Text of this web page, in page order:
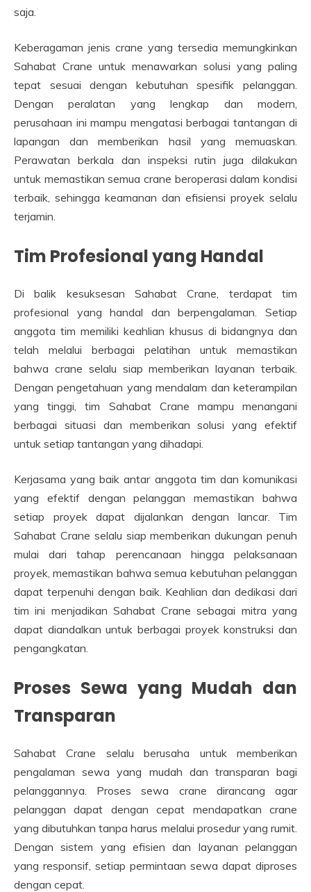
saja.
Keberagaman jenis crane yang tersedia memungkinkan
Sahabat Crane untuk menawarkan solusi yang paling
tepat sesuai dengan kebutuhan spesifik pelanggan.
Dengan peralatan yang lengkap dan modern,
perusahaan ini mampu mengatasi berbagai tantangan di
lapangan dan memberikan hasil yang memuaskan.
Perawatan berkala dan inspeksi rutin juga dilakukan
untuk memastikan semua crane beroperasi dalam kondisi
terbaik, sehingga keamanan dan efisiensi proyek selalu
terjamin.
Tim Profesional yang Handal
Di balik kesuksesan Sahabat Crane, terdapat tim
profesional yang handal dan berpengalaman. Setiap
anggota tim memiliki keahlian khusus di bidangnya dan
telah melalui berbagai pelatihan untuk memastikan
bahwa crane selalu siap memberikan layanan terbaik.
Dengan pengetahuan yang mendalam dan keterampilan
yang tinggi, tim Sahabat Crane mampu menangani
berbagai situasi dan memberikan solusi yang efektif
untuk setiap tantangan yang dihadapi.
Kerjasama yang baik antar anggota tim dan komunikasi
yang efektif dengan pelanggan memastikan bahwa
setiap proyek dapat dijalankan dengan lancar. Tim
Sahabat Crane selalu siap memberikan dukungan penuh
mulai dari tahap perencanaan hingga pelaksanaan
proyek, memastikan bahwa semua kebutuhan pelanggan
dapat terpenuhi dengan baik. Keahlian dan dedikasi dari
tim ini menjadikan Sahabat Crane sebagai mitra yang
dapat diandalkan untuk berbagai proyek konstruksi dan
pengangkatan.
Proses Sewa yang Mudah dan
Transparan
Sahabat Crane selalu berusaha untuk memberikan
pengalaman sewa yang mudah dan transparan bagi
pelanggannya. Proses sewa crane dirancang agar
pelanggan dapat dengan cepat mendapatkan crane
yang dibutuhkan tanpa harus melalui prosedur yang rumit.
Dengan sistem yang efisien dan layanan pelanggan
yang responsif, setiap permintaan sewa dapat diproses
dengan cepat.